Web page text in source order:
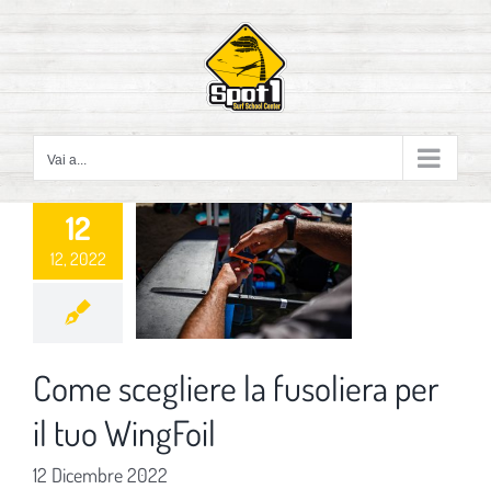
contenuto
Vai a...
12
12, 2022
Come scegliere la fusoliera per
il tuo WingFoil
12 Dicembre 2022